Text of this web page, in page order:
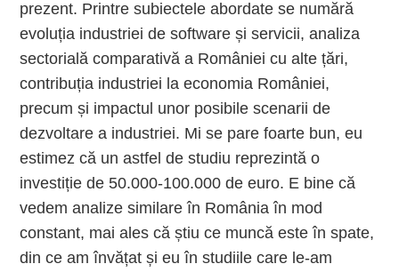
prezent. Printre subiectele abordate se numără
evoluția industriei de software și servicii, analiza
sectorială comparativă a României cu alte țări,
contribuția industriei la economia României,
precum și impactul unor posibile scenarii de
dezvoltare a industriei. Mi se pare foarte bun, eu
estimez că un astfel de studiu reprezintă o
investiție de 50.000-100.000 de euro. E bine că
vedem analize similare în România în mod
constant, mai ales că știu ce muncă este în spate,
din ce am învățat și eu în studiile care le-am